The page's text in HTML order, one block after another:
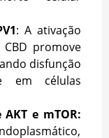
: A ativação
promove
disfunção
em células
e mTOR: